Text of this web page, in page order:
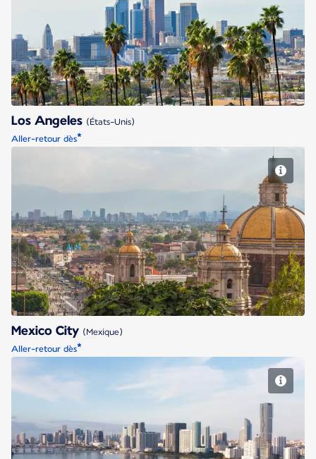
Los Angeles
Los Angeles (États-Unis)
Aller-retour dès*
Mexico City
Mexico City (Mexique)
Aller-retour dès*
Miami